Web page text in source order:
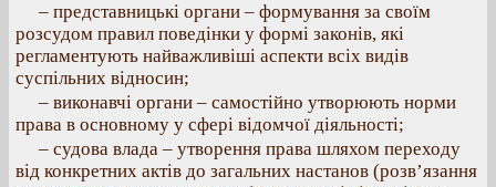
– представницькі органи – формування за своїм
розсудом правил поведінки у формі законів, які
регламентують найважливіші аспекти всіх видів
суспільних відносин;
– виконавчі органи – самостійно утворюють норми
права в основному у сфері відомчої діяльності;
– судова влада – утворення права шляхом переходу
від конкретних актів до загальних настанов (розв’язання